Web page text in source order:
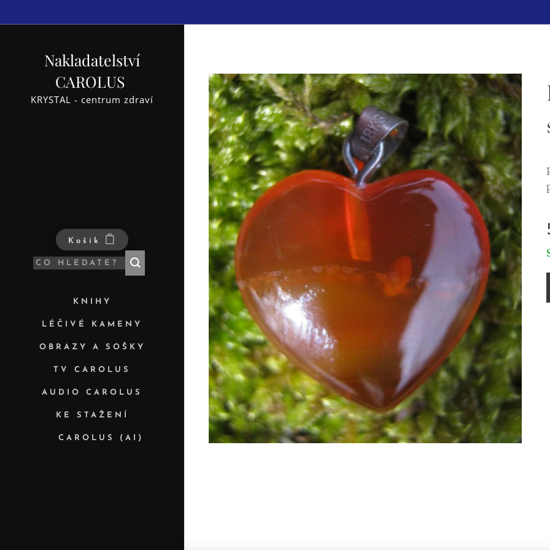
Nakladatelství
CAROLUS
KRYSTAL - centrum zdraví
Košík
KNIHY
LÉČIVÉ KAMENY
OBRAZY A SOŠKY
TV CAROLUS
AUDIO CAROLUS
KE STAŽENÍ
✨ CAROLUS (AI)